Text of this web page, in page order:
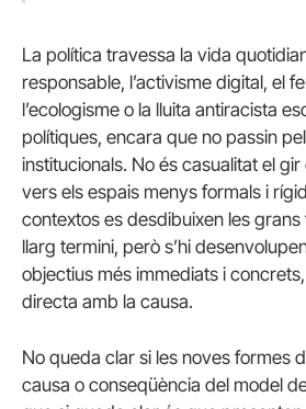
La política travessa la vida
responsable, l’activisme digital, el
l’ecologisme o la lluita antiracista
polítiques, encara que no passin
institucionals. No és casualitat el
vers els espais menys formals i
contextos es desdibuixen les
llarg termini, però s’hi
objectius més immediats i
directa amb la causa.
No queda clar si les noves formes
causa o conseqüència del model